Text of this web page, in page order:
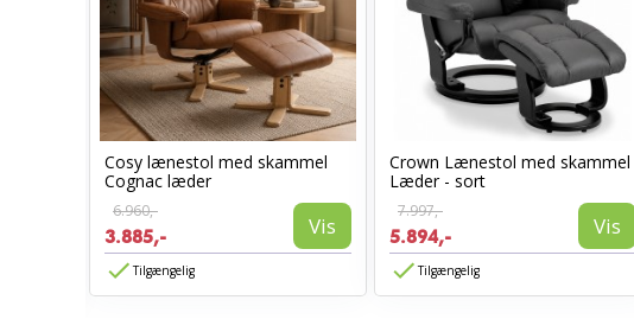
Cosy lænestol med skammel
Cognac læder
6.960,-
3.885,- Vis
Tilgængelig
Crown Lænestol med skammel
Læder - sort
7.997,-
5.894,- Vis
Tilgængelig